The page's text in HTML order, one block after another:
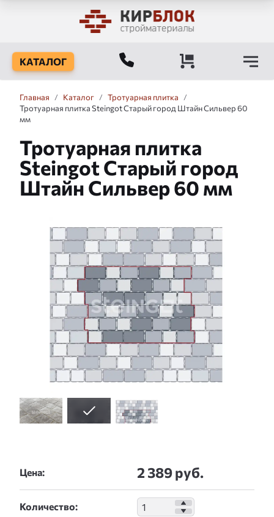
КАТАЛОГ
Главная / Каталог / Тротуарная плитка
/
Тротуарная плитка Steingot Старый город Штайн Сильвер 60
мм
Тротуарная плитка
Steingot Старый город
Штайн Сильвер 60 мм
Цена: 2 389 руб.
Количество: